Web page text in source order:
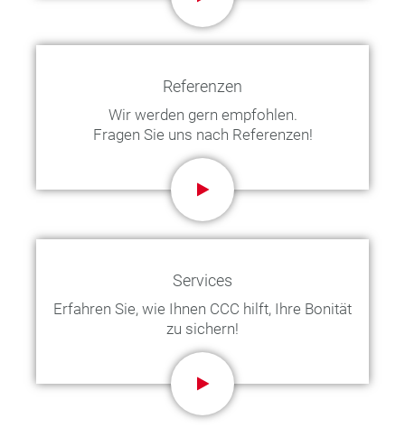
Referenzen
Wir werden gern empfohlen.
Fragen Sie uns nach Referenzen!
Services
Erfahren Sie, wie Ihnen CCC hilft, Ihre Bonität
zu sichern!